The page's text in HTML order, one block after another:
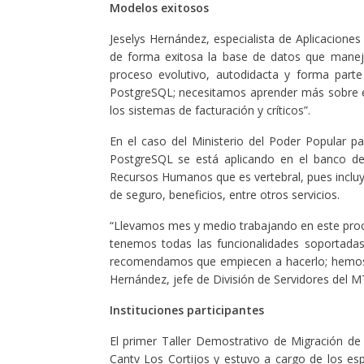
Modelos exitosos
Jeselys Hernández, especialista de
de forma exitosa la base de datos que
proceso evolutivo, autodidacta y forma
PostgreSQL; necesitamos aprender más
los sistemas de facturación y críticos”.
En el caso del Ministerio del Poder Popular
PostgreSQL se está aplicando en el banco
Recursos Humanos que es vertebral, pues
de seguro, beneficios, entre otros servicios.
“Llevamos mes y medio trabajando en este
tenemos todas las funcionalidades
recomendamos que empiecen a hacerlo;
Hernández, jefe de División de Servidores del
Instituciones participantes
El primer Taller Demostrativo de Migración
Cantv Los Cortijos y estuvo a cargo de los